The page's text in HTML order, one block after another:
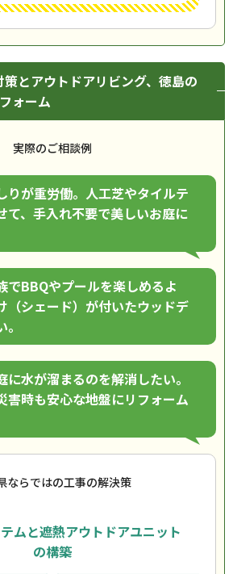
とアウトドアリビング、徳島の
ォーム
実際のご相談例
りが重労働。人工芝やタイルテ
て、手入れ不要で美しいお庭に
でBBQやプールを楽しめるよ
（シェード）が付いたウッドデ
に水が溜まるのを解消したい。
害時も安心な地盤にリフォーム
ならではの工事の解決策
ムと遮熱アウトドアユニット
の構築